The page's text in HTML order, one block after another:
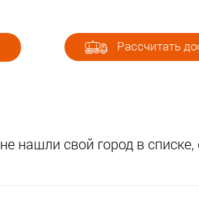
Рассчитать
нашли свой город в